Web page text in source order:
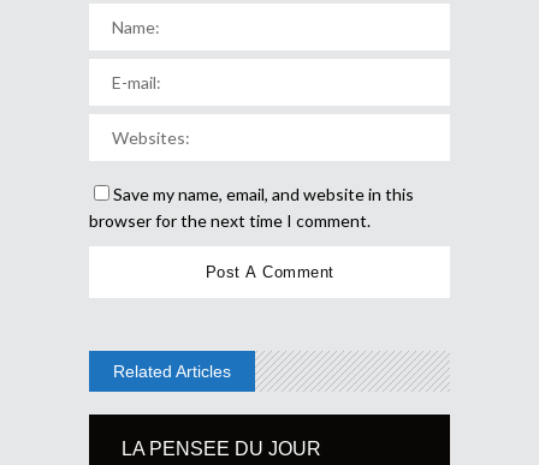
Save my name, email, and website in this
browser for the next time I comment.
Related Articles
LA PENSEE DU JOUR